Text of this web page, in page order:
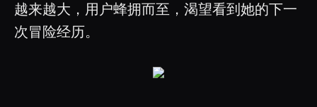
越来越大，用户蜂拥而至，渴望看到她的下一
次冒险经历。